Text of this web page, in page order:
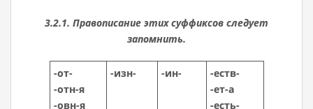
3.2.1. Правописание этих суффиксов следует
запомнить.
-от-
-отн-я
-овн-я
-изн- -ин-
-еств-
-ет-а
-есть-